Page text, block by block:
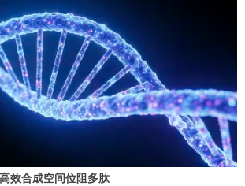
效合成空间位阻多肽